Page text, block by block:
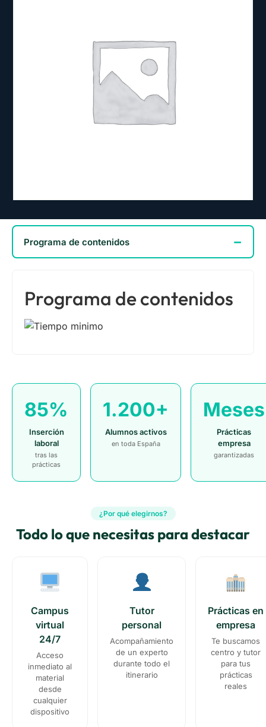
Promo Mes Agosto
Calidad de la Formación
Programa de contenidos
Programa de contenidos
85%
Inserción
laboral
tras las
prácticas
1.200+
Alumnos activos
en toda España
Meses
Prácticas
empresa
garantizadas
¿Por qué elegirnos?
Todo lo que necesitas para destacar
Campus
virtual
24/7
Acceso
inmediato al
material
desde
cualquier
dispositivo
Tutor
personal
Acompañamiento
de un experto
durante todo el
itinerario
Prácticas en
empresa
Te buscamos
centro y tutor
para tus
prácticas
reales